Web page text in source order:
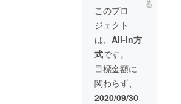
います。ご注意
ください。
トアップされた
イチゴ畑は非現
実空間を演出し
てくれるでしょ
う。誰もいない
貸切ハウスで思
う存分、いちご
狩りをお楽しみ
ください。クラ
ウドファンディ
る
このプロ
ジェクト
は、 All-In方
式です。
目標金額に
関わらず、
2020/09/30